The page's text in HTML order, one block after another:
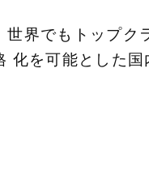
界でもトップ
化を可能とした